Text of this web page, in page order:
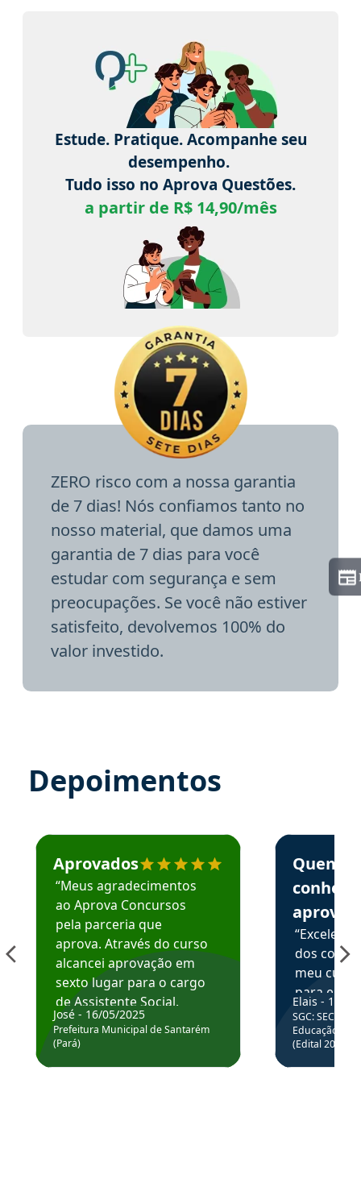
Estude. Pratique. Acompanhe seu
desempenho.
Tudo isso no Aprova Questões.
a partir de R$ 14,90/mês
ZERO risco com a nossa garantia
de 7 dias! Nós confiamos tanto no
nosso material, que damos uma
garantia de 7 dias para você
estudar com segurança e sem
preocupações. Se você não estiver
satisfeito, devolvemos 100% do
valor investido.
Depoimentos
Estudante José recomenda o Aprova Concursos em
Aprovados
“Meus agradecimentos
ao Aprova Concursos
pela parceria que
aprova. Através do curso
alcancei aprovação em
sexto lugar para o cargo
de Assistente Social.
Hoje estou atuando na
Prefeitura de Santarém.
José - 16/05/2025
Prefeitura Municipal de Santarém
(Pará)
Estudante
Quem
aprova
dos
meu
para
colocar
através
de
Elais - 15/
SGC: SEC BA
Educação
(Edital